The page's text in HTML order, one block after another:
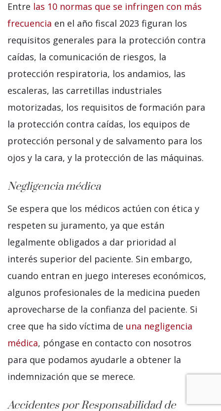
Entre las 10 normas que se infringen con más
frecuencia en el año fiscal 2023 figuran los
requisitos generales para la protección contra
caídas, la comunicación de riesgos, la
protección respiratoria, los andamios, las
escaleras, las carretillas industriales
motorizadas, los requisitos de formación para
la protección contra caídas, los equipos de
protección personal y de salvamento para los
ojos y la cara, y la protección de las máquinas.
Negligencia médica
Se espera que los médicos actúen con ética y
respeten su juramento, ya que están
legalmente obligados a dar prioridad al
interés superior del paciente. Sin embargo,
cuando entran en juego intereses económicos,
algunos profesionales de la medicina pueden
aprovecharse de la confianza del paciente. Si
cree que ha sido víctima de una negligencia
médica, póngase en contacto con nosotros
para que podamos ayudarle a obtener la
indemnización que se merece.
Accidentes por Responsabilidad de